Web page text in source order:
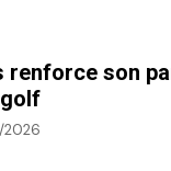
renforce son